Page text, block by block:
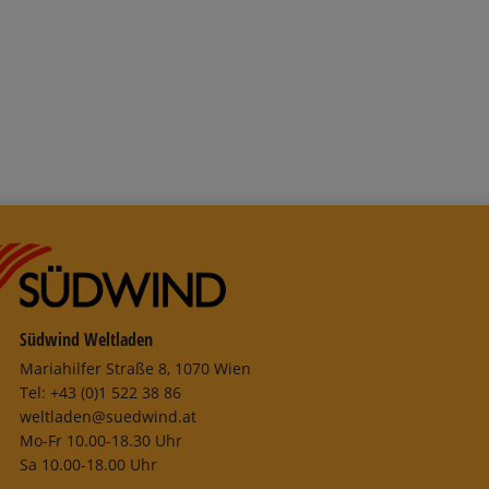
Südwind Weltladen
Mariahilfer Straße 8, 1070 Wien
Tel: +43 (0)1 522 38 86
weltladen@suedwind.at
Mo-Fr 10.00-18.30 Uhr
Sa 10.00-18.00 Uhr